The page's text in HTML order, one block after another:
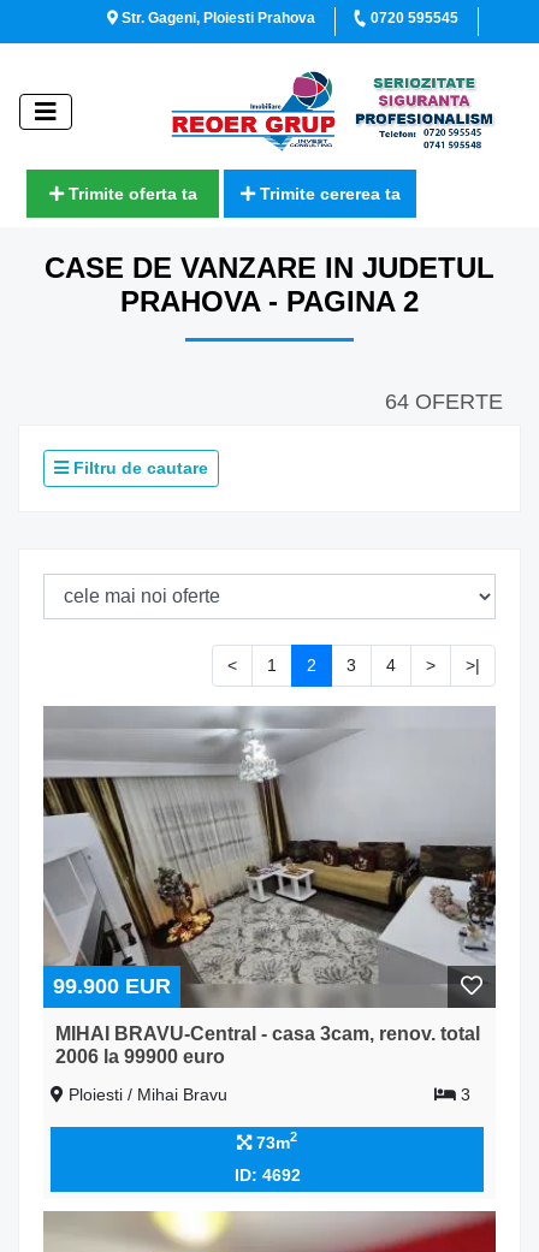
Str. Gageni, Ploiesti Prahova 0720 595545
Trimite oferta ta Trimite cererea ta
CASE DE VANZARE IN JUDETUL
PRAHOVA - PAGINA 2
64 OFERTE
Filtru de cautare
< 1 2 3 4 > >|
99.900 EUR
MIHAI BRAVU-Central - casa 3cam, renov. total
2006 la 99900 euro
Ploiesti / Mihai Bravu 3
73m2
ID: 4692